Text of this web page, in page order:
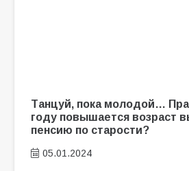
Танцуй, пока молодой…
году повышается возраст
пенсию по старости?
05.01.2024